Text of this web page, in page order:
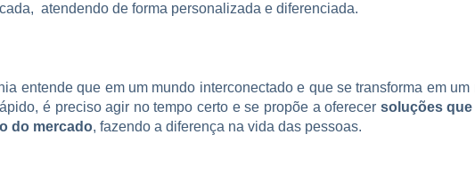
atendendo de forma personalizada e diferenciada.
entende que em um mundo interconectado e que se transforma em um
é preciso agir no tempo certo e se propõe a oferecer soluções
do mercado, fazendo a diferença na vida das pessoas.